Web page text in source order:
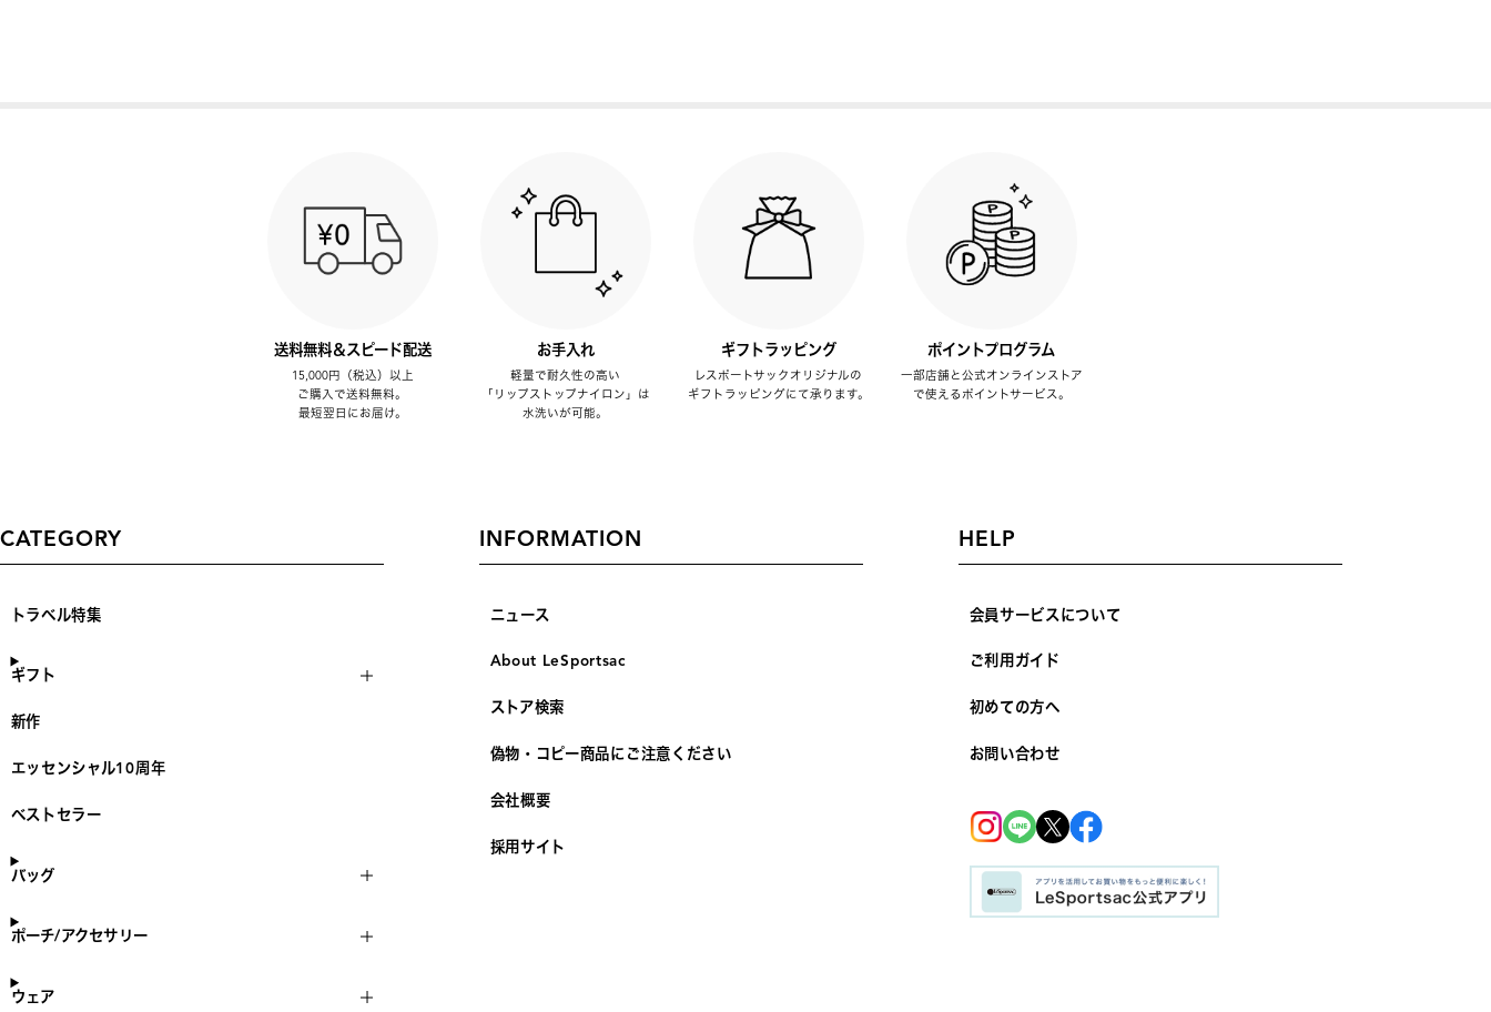
送料無料＆スピード配送
15,000円（税込）以上
ご購入で送料無料。
最短翌日にお届け。
お手入れ
軽量で耐久性の高い
「リップストップナイロン」は
水洗いが可能。
ギフトラッピング
レスポートサックオリジナルの
ギフトラッピングにて承ります。
ポイントプログラム
一部店舗と公式オンラインストア
で使えるポイントサービス。
CATEGORY
トラベル特集
ギフト
新作
エッセンシャル10周年
ベストセラー
バッグ
ポーチ/アクセサリー
ウェア
INFORMATION
ニュース
About LeSportsac
ストア検索
偽物・コピー商品にご注意ください
会社概要
採用サイト
HELP
会員サービスについて
ご利用ガイド
初めての方へ
お問い合わせ